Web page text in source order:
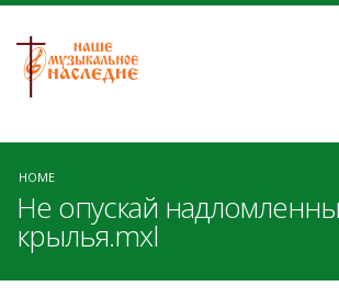
HOME
Не опускай
крылья.mxl